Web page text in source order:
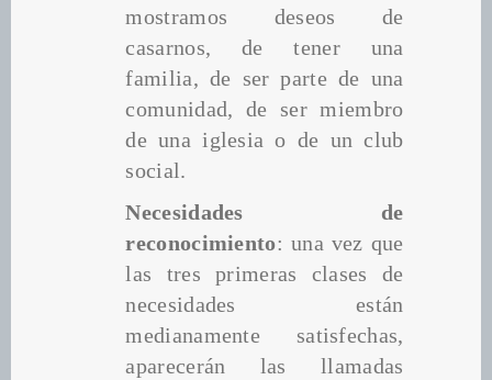
mostramos deseos de
casarnos, de tener una
familia, de ser parte de una
comunidad, de ser miembro
de una iglesia o de un club
social.
Necesidades de
reconocimiento: una vez que
las tres primeras clases de
necesidades están
medianamente satisfechas,
aparecerán las llamadas